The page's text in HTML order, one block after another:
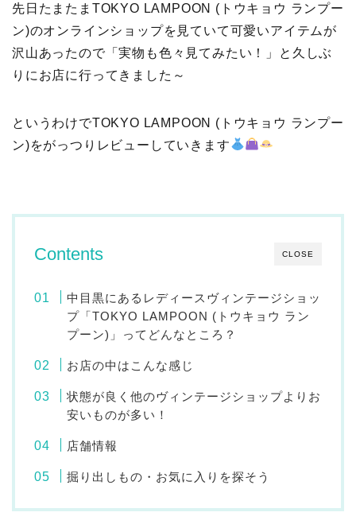
先日たまたまTOKYO LAMPOON (トウキョウ ランプー
ン)のオンラインショップを見ていて可愛いアイテムが
沢山あったので「実物も色々見てみたい！」と久しぶ
りにお店に行ってきました～
というわけでTOKYO LAMPOON (トウキョウ ランプー
ン)をがっつりレビューしていきます
CLOSE
Contents
中目黒にあるレディースヴィンテージショッ
プ「TOKYO LAMPOON (トウキョウ ラン
プーン)」ってどんなところ？
お店の中はこんな感じ
状態が良く他のヴィンテージショップよりお
安いものが多い！
店舗情報
掘り出しもの・お気に入りを探そう